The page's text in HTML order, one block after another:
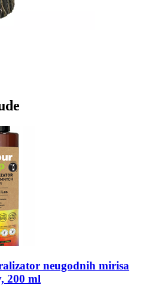
neugodnih mirisa
200 ml